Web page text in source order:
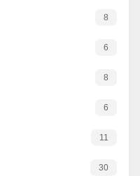
8
6
8
6
11
30